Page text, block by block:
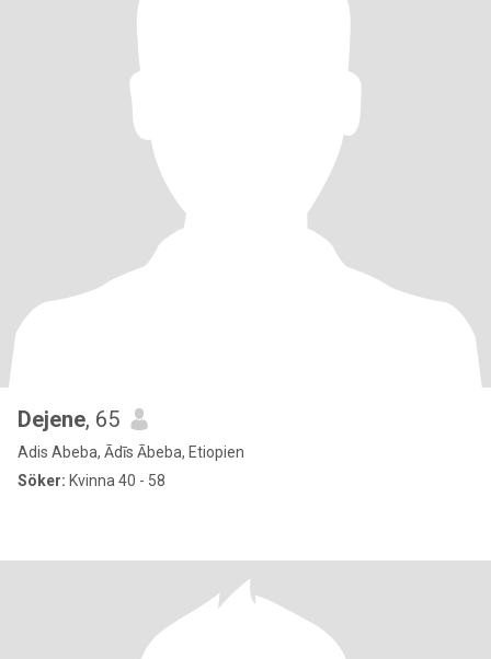
Dejene, 65
Adis Abeba, Ādīs Ābeba, Etiopien
Söker: Kvinna 40 - 58